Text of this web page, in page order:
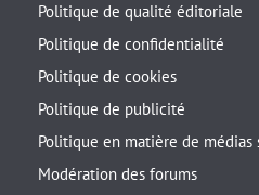
Politique de qualité éditoriale
Politique de confidentialité
Politique de cookies
Politique de publicité
Politique en matière de médias
Modération des forums